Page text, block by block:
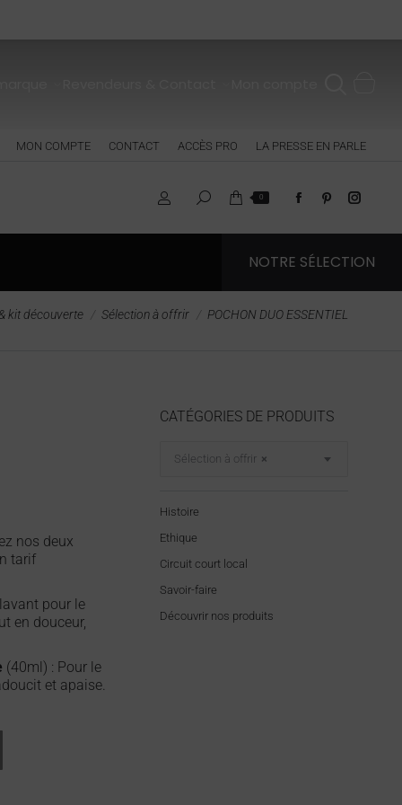
MON COMPTE CONTACT ACCÈS PRO LA PRESSE EN PARLE
0
NOTRE SÉLECTION
kit découverte Sélection à offrir POCHON DUO ESSENTIEL
nos deux
tarif
pour le
en douceur,
(40ml) : Pour le
et apaise.
CATÉGORIES DE PRODUITS
×
Sélection à offrir
Histoire
Ethique
Circuit court local
Savoir-faire
Découvrir nos produits